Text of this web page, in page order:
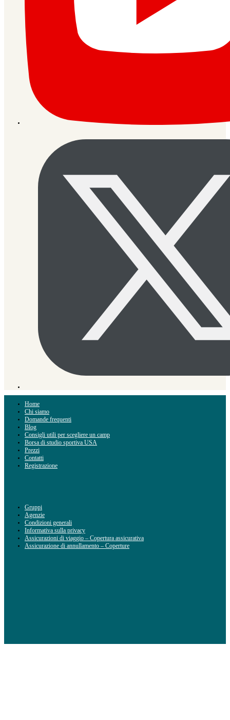
Home
Chi siamo
Domande frequenti
Blog
Consigli utili per scegliere un camp
Borsa di studio sportiva USA
Prezzi
Contatti
Registrazione
Gruppi
Agenzie
Condizioni generali
Informativa sulla privacy
Assicurazioni di viaggio – Copertura assicurativa
Assicurazione di annullamento – Coperture